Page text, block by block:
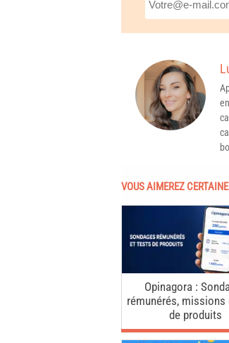
VOUS AIMEREZ
Opinagora :
rémunérés,
de produits